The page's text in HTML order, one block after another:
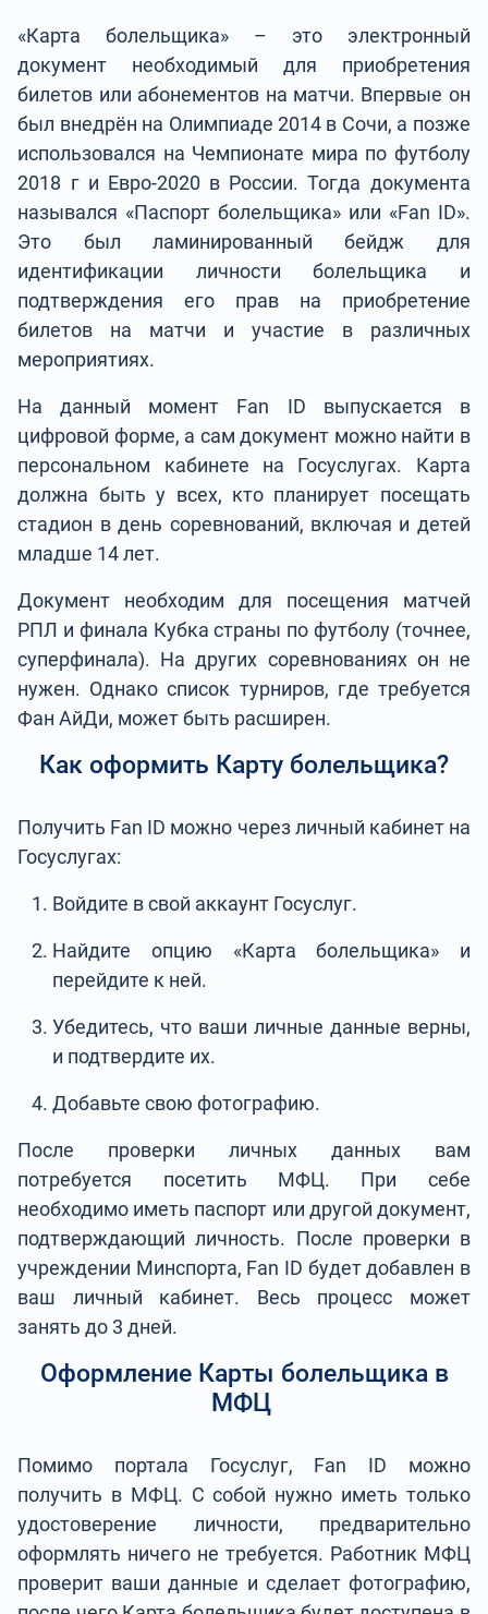
«Карта болельщика» – это электронный
документ необходимый для приобретения
билетов или абонементов на матчи. Впервые он
был внедрён на Олимпиаде 2014 в Сочи, а позже
использовался на Чемпионате мира по футболу
2018 г и Евро-2020 в России. Тогда документа
назывался «Паспорт болельщика» или «Fan ID».
Это был ламинированный бейдж для
идентификации личности болельщика и
подтверждения его прав на приобретение
билетов на матчи и участие в различных
мероприятиях.
На данный момент Fan ID выпускается в
цифровой форме, а сам документ можно найти в
персональном кабинете на Госуслугах. Карта
должна быть у всех, кто планирует посещать
стадион в день соревнований, включая и детей
младше 14 лет.
Документ необходим для посещения матчей
РПЛ и финала Кубка страны по футболу (точнее,
суперфинала). На других соревнованиях он не
нужен. Однако список турниров, где требуется
Фан АйДи, может быть расширен.
Как оформить Карту болельщика?
Получить Fan ID можно через личный кабинет на
Госуслугах:
Войдите в свой аккаунт Госуслуг.
Найдите опцию «Карта болельщика» и
перейдите к ней.
Убедитесь, что ваши личные данные верны,
и подтвердите их.
Добавьте свою фотографию.
После проверки личных данных вам
потребуется посетить МФЦ. При себе
необходимо иметь паспорт или другой документ,
подтверждающий личность. После проверки в
учреждении Минспорта, Fan ID будет добавлен в
ваш личный кабинет. Весь процесс может
занять до 3 дней.
Оформление Карты болельщика в
МФЦ
Помимо портала Госуслуг, Fan ID можно
получить в МФЦ. С собой нужно иметь только
удостоверение личности, предварительно
оформлять ничего не требуется. Работник МФЦ
проверит ваши данные и сделает фотографию,